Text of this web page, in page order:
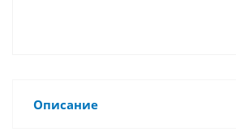
Описание